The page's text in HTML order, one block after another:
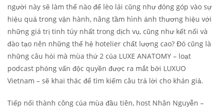
người này sẽ làm thế nào để lèo lái cũng như đóng góp vào sự
hiệu quả trong vận hành, nâng tầm hình ảnh thương hiệu với
những giá trị tinh túy nhất trong dịch vụ, cũng như kết nối và
đào tạo nên những thế hệ hotelier chất lượng cao? Đó cũng là
những câu hỏi mà mùa thứ 2 của LUXE ANATOMY – loạt
podcast phỏng vấn độc quyền được ra mắt bởi LUXUO
Vietnam – sẽ khai thác để tìm kiếm câu trả lời cho khán giả.
Tiếp nối thành công của mùa đầu tiên, host Nhân Nguyễn –